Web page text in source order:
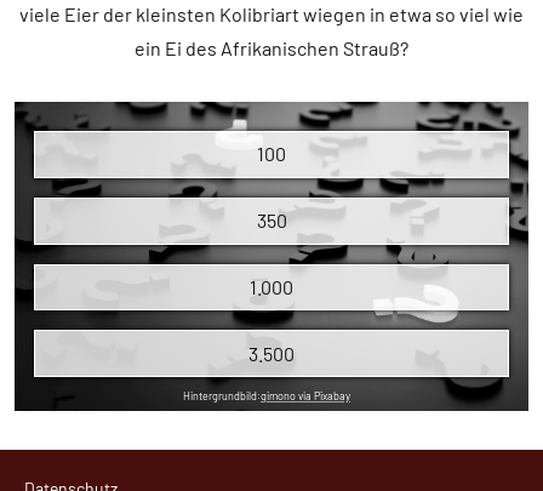
viele Eier der kleinsten Kolibriart wiegen in etwa so viel wie
ein Ei des Afrikanischen Strauß?
100
350
1.000
3.500
Hintergrundbild:qimono via Pixabay
Ein Ei der auf Kuba beheimateten Bienenelfe (Mellisuga
Den Rekord für das schwerste Ei im Verhältnis zum eigenen
Folgen